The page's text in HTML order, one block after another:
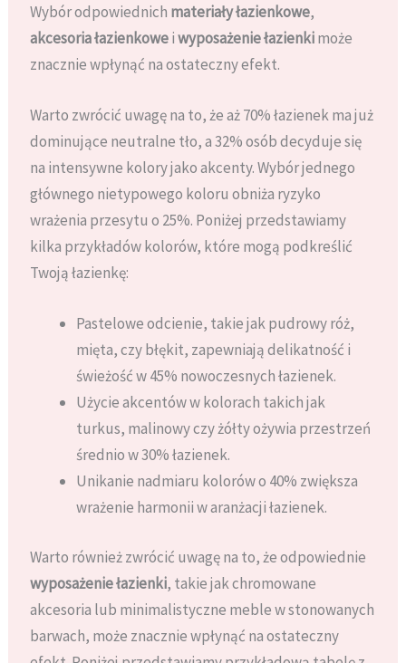
Wybór odpowiednich materiały łazienkowe,
akcesoria łazienkoweiwyposażenie łazienkimoże
znacznie wpłynąć na ostateczny efekt.
Warto zwrócić uwagę na to, że aż 70% łazienek ma już
dominujące neutralne tło, a 32% osób decyduje się
na intensywne kolory jako akcenty. Wybór jednego
głównego nietypowego koloru obniża ryzyko
wrażenia przesytu o 25%. Poniżej przedstawiamy
kilka przykładów kolorów, które mogą podkreślić
Twoją łazienkę:
Pastelowe odcienie, takie jak pudrowy róż,
mięta, czy błękit, zapewniają delikatność i
świeżość w 45% nowoczesnych łazienek.
Użycie akcentów w kolorach takich jak
turkus, malinowy czy żółty ożywia przestrzeń
średnio w 30% łazienek.
Unikanie nadmiaru kolorów o 40% zwiększa
wrażenie harmonii w aranżacji łazienek.
Warto również zwrócić uwagę na to, że odpowiednie
wyposażenie łazienki, takie jak chromowane
akcesoria lub minimalistyczne meble w stonowanych
barwach, może znacznie wpłynąć na ostateczny